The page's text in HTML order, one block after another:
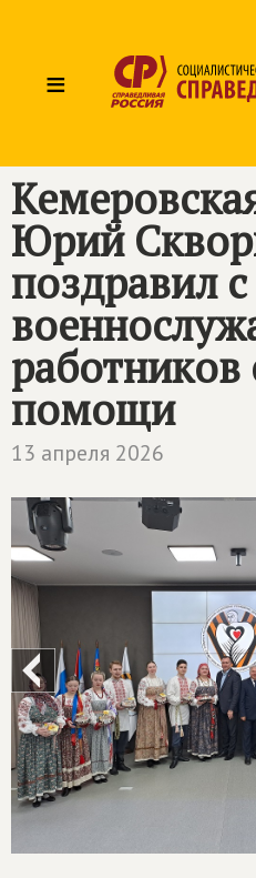
≡
Юрий
поздравил
работников
помощи
13 апреля 2026